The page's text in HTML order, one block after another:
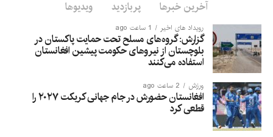
آخرین خبرها پربازدید ویدیوها
رویداد های اخیر 1 ساعت ago
گزارش: گروه‌های مسلح تحت حمایت پاکستان در
بلوچستان از نیروهای حکومت پیشین افغانستان
استفاده می‌کنند
ورزش 2 ساعت ago
افغانستان حضورش در جام جهانی کریکت ۲۰۲۷ را
قطعی کرد